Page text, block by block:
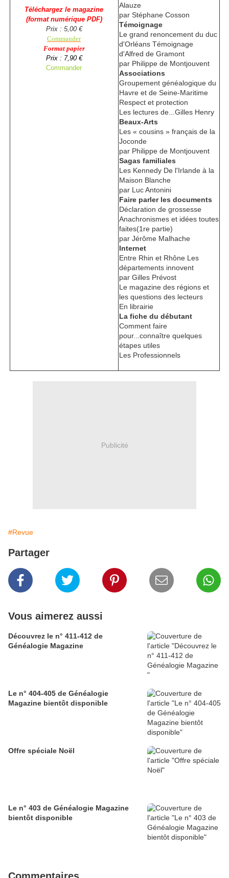
Téléchargez le magazine
(format numérique PDF)
Prix : 5,00 €
Commander
Format papier
Prix : 7,90 €
Commander
Alauze
par Stéphane Cosson
Témoignage
Le grand renoncement du duc
d'Orléans Témoignage
d'Alfred de Gramont
par Philippe de Montjouvent
Associations
Groupement généalogique du
Havre et de Seine-Maritime
Respect et protection
Les lectures de...Gilles Henry
Beaux-Arts
Les « cousins » français de la
Joconde
par Philippe de Montjouvent
Sagas familiales
Les Kennedy De l'Irlande à la
Maison Blanche
par Luc Antonini
Faire parler les documents
Déclaration de grossesse
Anachronismes et idées toutes
faites(1re partie)
par Jérôme Malhache
Internet
Entre Rhin et Rhône Les
départements innovent
par Gilles Prévost
Le magazine des régions et
les questions des lecteurs
En librairie
La fiche du débutant
Comment faire
pour...connaître quelques
étapes utiles
Les Professionnels
Publicité
#Revue
Partager
Vous aimerez aussi
Découvrez le n° 411-412 de
Généalogie Magazine
Le n° 404-405 de Généalogie
Magazine bientôt disponible
Offre spéciale Noël
Le n° 403 de Généalogie Magazine
bientôt disponible